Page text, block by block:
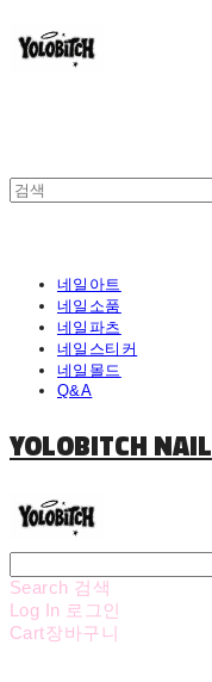
네일아트
네일소품
네일파츠
네일스티커
네일몰드
Q&A
YOLOBITCH NAIL
Search 검색
Log In 로그인
Cart장바구니